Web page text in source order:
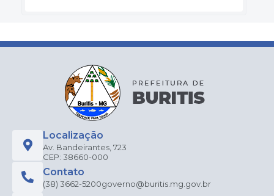
Localização
Av. Bandeirantes, 723
CEP: 38660-000
Contato
(38) 3662-5200governo@buritis.mg.gov.br